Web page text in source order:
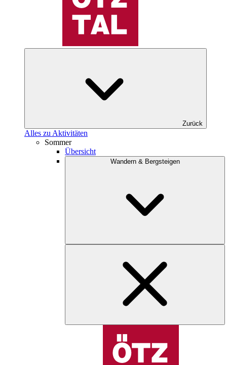
Zurück
Alles zu Aktivitäten
Sommer
Übersicht
Wandern & Bergsteigen